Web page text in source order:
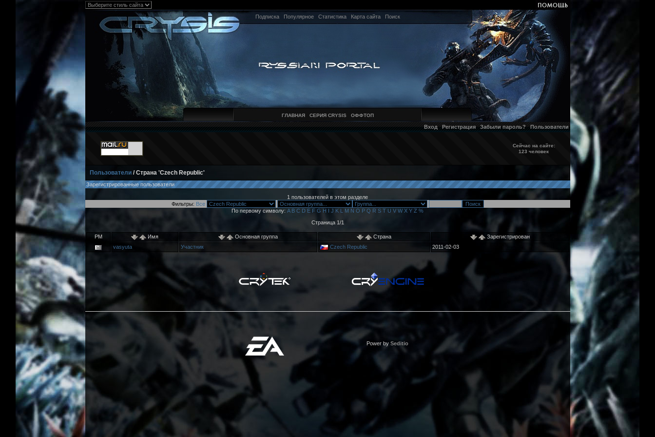
Подписка Популярное Статистика Карта сайта Поиск
ГЛАВНАЯ СЕРИЯ CRYSIS ОФФТОП
Вход Регистрация Забыли пароль? Пользователи
Сейчас на сайте:
123 человек
Пользователи/ Страна 'Czech Republic'
Зарегистрированные пользователи
1 пользователей в этом разделе
Фильтры: Все
По первому символу: A B C D E F G H I J K L M N O P Q R S T U V W X Y Z %
Страница 1/1
PM Имя Основная группа Страна
Зарегистрирован
vasyuta
Участник Czech Republic 2011-02-03
Power by Seditio